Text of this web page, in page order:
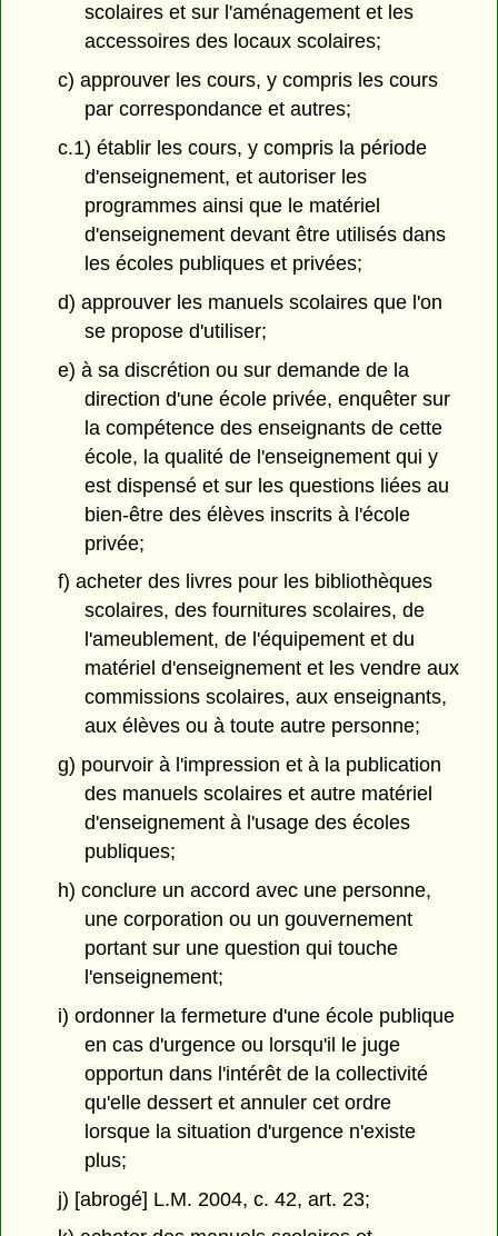
scolaires et sur l'aménagement et les
accessoires des locaux scolaires;
c) approuver les cours, y compris les cours
par correspondance et autres;
c.1) établir les cours, y compris la période
d'enseignement, et autoriser les
programmes ainsi que le matériel
d'enseignement devant être utilisés dans
les écoles publiques et privées;
d) approuver les manuels scolaires que l'on
se propose d'utiliser;
e) à sa discrétion ou sur demande de la
direction d'une école privée, enquêter sur
la compétence des enseignants de cette
école, la qualité de l'enseignement qui y
est dispensé et sur les questions liées au
bien-être des élèves inscrits à l'école
privée;
f) acheter des livres pour les bibliothèques
scolaires, des fournitures scolaires, de
l'ameublement, de l'équipement et du
matériel d'enseignement et les vendre aux
commissions scolaires, aux enseignants,
aux élèves ou à toute autre personne;
g) pourvoir à l'impression et à la publication
des manuels scolaires et autre matériel
d'enseignement à l'usage des écoles
publiques;
h) conclure un accord avec une personne,
une corporation ou un gouvernement
portant sur une question qui touche
l'enseignement;
i) ordonner la fermeture d'une école publique
en cas d'urgence ou lorsqu'il le juge
opportun dans l'intérêt de la collectivité
qu'elle dessert et annuler cet ordre
lorsque la situation d'urgence n'existe
plus;
j) [abrogé] L.M. 2004, c. 42, art. 23;